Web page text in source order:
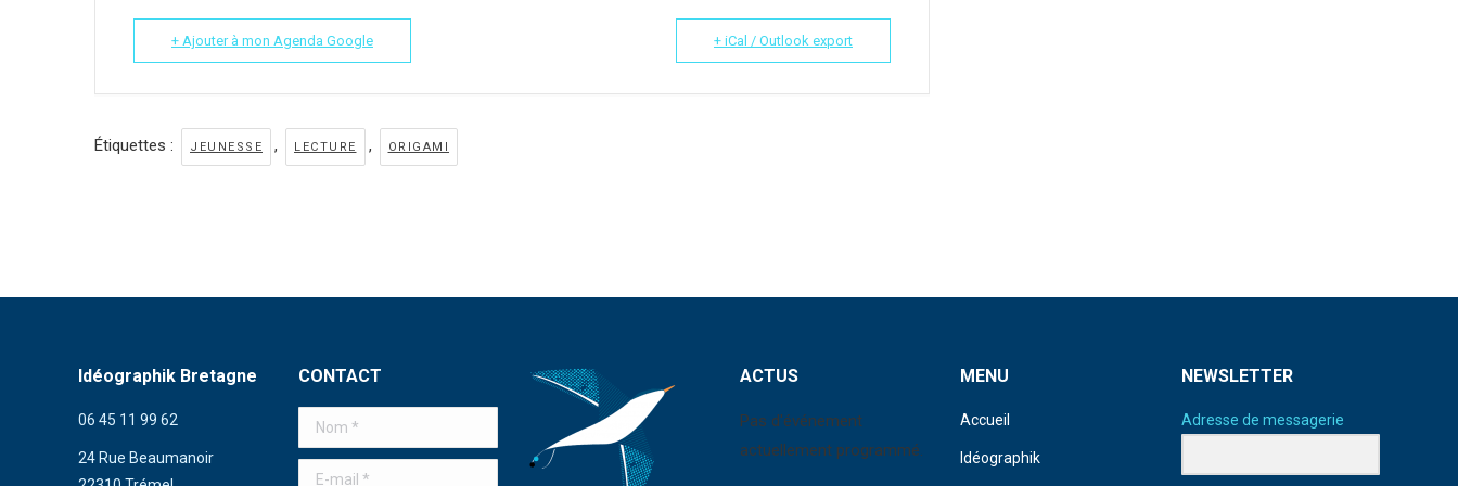
+ Ajouter à mon Agenda Google + iCal / Outlook export
Étiquettes : JEUNESSE , LECTURE , ORIGAMI
Idéographik Bretagne
06 45 11 99 62
24 Rue Beaumanoir
CONTACT
Nom *
E-mail *
ACTUS
Pas d'événement
actuellement programmé.
MENU
Accueil
Idéographik
NEWSLETTER
Adresse de messagerie